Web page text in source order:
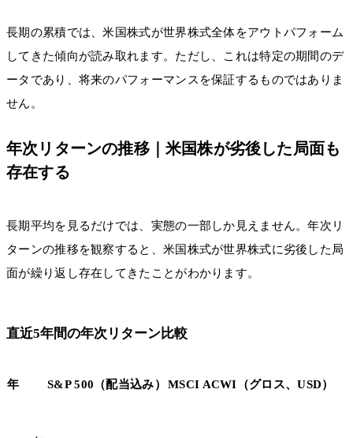
長期の累積では、米国株式が世界株式全体をアウトパフォーム
してきた傾向が読み取れます。ただし、これは特定の期間のデ
ータであり、将来のパフォーマンスを保証するものではありま
せん。
年次リターンの推移｜米国株が劣後した局面も
存在する
長期平均を見るだけでは、実態の一部しか見えません。年次リ
ターンの推移を観察すると、米国株式が世界株式に劣後した局
面が繰り返し存在してきたことがわかります。
直近5年間の年次リターン比較
年 S&P 500（配当込み） MSCI ACWI（グロス、USD）